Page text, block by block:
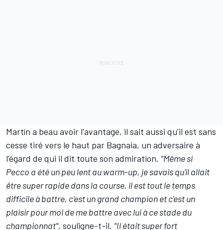
Martín a beau avoir l'avantage, il sait aussi qu'il est sans
cesse tiré vers le haut par Bagnaia, un adversaire à
l'égard de qui il dit toute son admiration. "Même si
Pecco a été un peu lent au warm-up, je savais qu'il allait
être super rapide dans la course, il est tout le temps
difficile à battre, c'est un grand champion et c'est un
plaisir pour moi de me battre avec lui à ce stade du
championnat", souligne-t-il. "Il était super fort